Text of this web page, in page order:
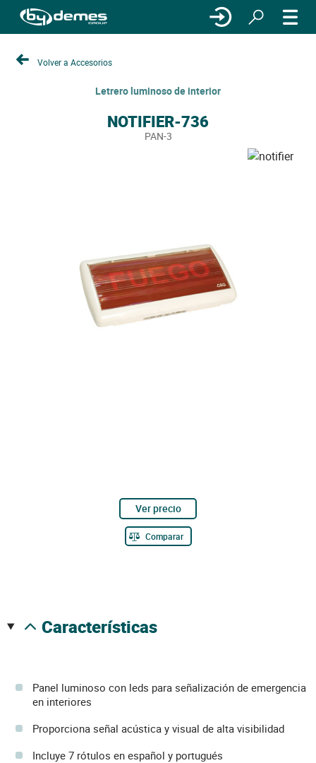
Volver a Accesorios
Letrero luminoso de interior
NOTIFIER-736
PAN-3
Ver precio
Comparar
características
Panel luminoso con leds para señalización de emergencia
en interiores
Proporciona señal acústica y visual de alta visibilidad
Incluye 7 rótulos en español y portugués